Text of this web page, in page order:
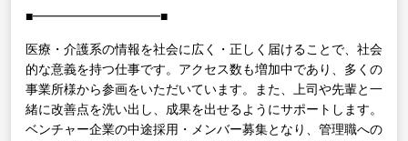
■━━━━━━━━━━■
医療・介護系の情報を社会に広く・正しく届けることで、社会
的な意義を持つ仕事です。アクセス数も増加中であり、多くの
事業所様から参画をいただいています。また、上司や先輩と一
緒に改善点を洗い出し、成果を出せるようにサポートします。
ベンチャー企業の中途採用・メンバー募集となり、管理職への